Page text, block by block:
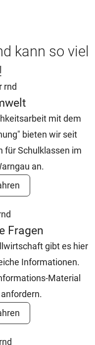
kann so viel
mit dem
bieten wir seit
für Schulklassen im
an.
Fragen
gibt es hier
Informationen.
Material